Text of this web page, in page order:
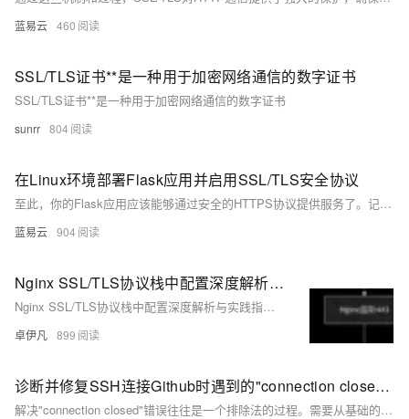
蓝易云 460
SSL/TLS证书**是一种用于加密网络通信的数字证书
SSL/TLS证书**是一种用于加密网络通信的数字证书
sunrr 804
在Linux环境部署Flask应用并启用SSL/TLS安全协议
至此，你的Flask应用应该能够通过安全的HTTPS协议提供服务了。记得定期更新SSL证书，Certbot可以帮你自动更新证书。可以设定cronjob以实现这一点。
蓝易云 904
Nginx SSL/TLS协议栈中配置深度解析与实践指南-优雅草卓伊凡
Nginx SSL/TLS协议栈中配置深度解析与实践指南-优雅草卓伊凡
卓伊凡 899
诊断并修复SSH连接Github时遇到的"connection closed"错误。
解决"connection closed"错误往往是一个排除法的过程。需要从基础的网络检查做起，逐步过渡到深入的配置和服务端日志审查。每一步都应当仔细验证，确保不遗漏可能导致连接问题的任何细节。在执行以上步骤后，大多数SSH连接问题可以得到解决。如果所有步骤都未能解决问题，可能需要寻求更专业的技术支持，或者在GitHub社区寻找是否有其他开发者遇到并解决了类似的问题。